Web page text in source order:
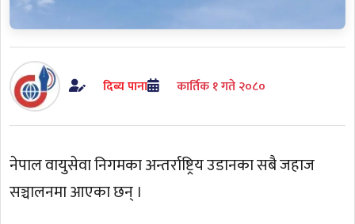
दिब्य पाना कार्तिक १ गते २०८०
नेपाल वायुसेवा निगमका अन्तर्राष्ट्रिय उडानका सबै जहाज
सञ्चालनमा आएका छन् ।